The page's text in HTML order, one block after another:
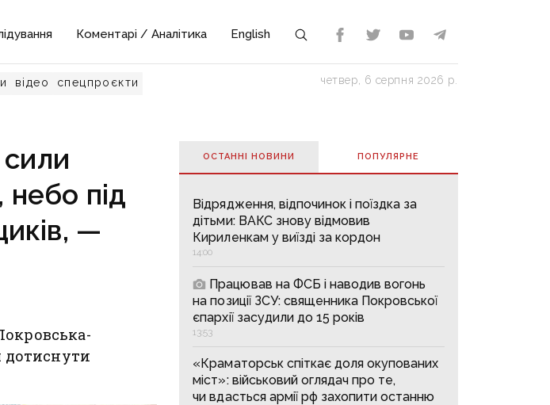
Коментарі / Аналітика English
відео спецпроєкти четвер, 6 серпня 2026 р.
під
—
дотиснути
ОСТАННІ НОВИНИ ПОПУЛЯРНE
Відрядження, відпочинок і поїздка за
дітьми: ВАКС знову відмовив
Кириленкам у виїзді за кордон
14:00
Працював на ФСБ і наводив вогонь
на позиції ЗСУ: священника Покровської
єпархії засудили до 15 років
13:53
«Краматорськ спіткає доля окупованих
міст»: військовий оглядач про те,
чи вдасться армії рф захопити останню